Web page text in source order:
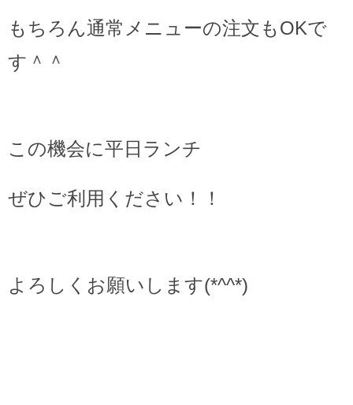
もちろん通常メニューの注文もOKで
す＾＾
この機会に平日ランチ
ぜひご利用ください！！
よろしくお願いします(*^^*)